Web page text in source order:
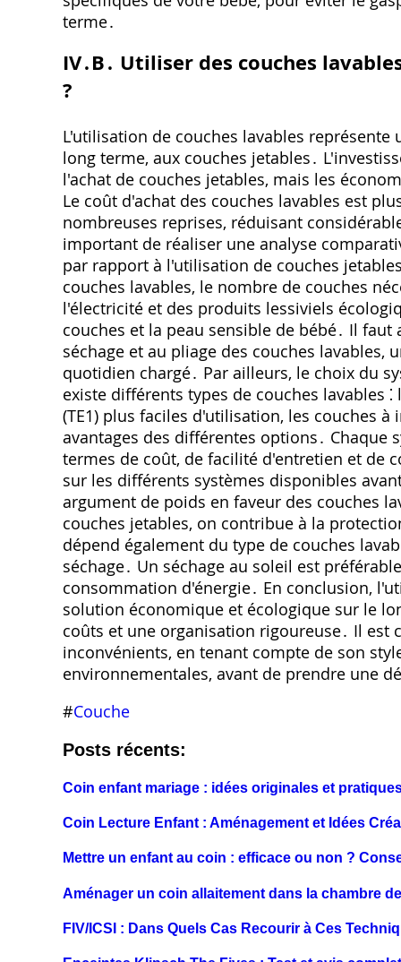
terme․
IV․B․ Utiliser des couches
?
L'utilisation de couches lavables
long terme‚ aux couches jetables․
l'achat de couches jetables‚ mais les
Le coût d'achat des couches lavables est
nombreuses reprises‚ réduisant
important de réaliser une analyse
par rapport à l'utilisation de couches
couches lavables‚ le nombre de couches
l'électricité et des produits lessiviels
couches et la peau sensible de bébé․ Il
séchage et au pliage des couches
quotidien chargé․ Par ailleurs‚ le choix du
existe différents types de couches lavables
(TE1) plus faciles d'utilisation‚ les couches
avantages des différentes options․ Chaque
termes de coût‚ de facilité d'entretien et de
sur les différents systèmes disponibles
argument de poids en faveur des couches
couches jetables‚ on contribue à la
dépend également du type de couches
séchage․ Un séchage au soleil est
consommation d'énergie․ En conclusion‚
solution économique et écologique sur le
coûts et une organisation rigoureuse․ Il est
inconvénients‚ en tenant compte de son
environnementales‚ avant de prendre une
#Couche
Posts récents:
Coin enfant mariage : idées originales et
Coin Lecture Enfant : Aménagement et Idées
Mettre un enfant au coin : efficace ou non ?
Aménager un coin allaitement dans la chambre
FIV/ICSI : Dans Quels Cas Recourir à Ces